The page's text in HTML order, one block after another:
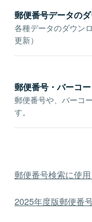
郵便番号データの
各種データのダウン
更新）
郵便番号・バーコ
郵便番号や、バーコ
す。
郵便番号検索に使
2025年度版郵便番